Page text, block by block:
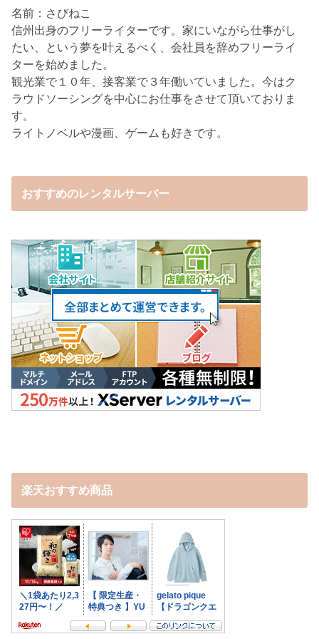
名前：さびねこ
信州出身のフリーライターです。家にいながら仕事がし
たい、という夢を叶えるべく、会社員を辞めフリーライ
ターを始めました。
観光業で１０年、接客業で３年働いていました。今はク
ラウドソーシングを中心にお仕事をさせて頂いておりま
す。
ライトノベルや漫画、ゲームも好きです。
おすすめのレンタルサーバー
楽天おすすめ商品